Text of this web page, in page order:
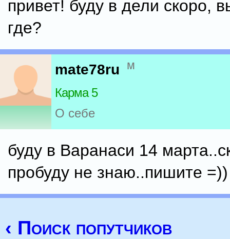
привет! буду в дели скоро,
где?
mate78ru м
Карма 5
О себе
буду в Варанаси 14
пробуду не знаю..пишите =))
‹ Поиск попутчиков